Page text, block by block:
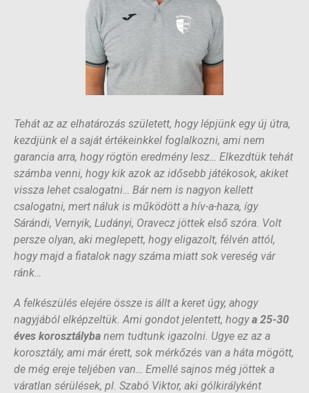
Tehát az az elhatározás született, hogy lépjünk egy új útra,
kezdjünk el a saját értékeinkkel foglalkozni, ami nem
garancia arra, hogy rögtön eredmény lesz… Elkezdtük tehát
számba venni, hogy kik azok az idősebb játékosok, akiket
vissza lehet csalogatni… Bár nem is nagyon kellett
csalogatni, mert náluk is működött a hív-a-haza, így
Sárándi, Vernyik, Ludányi, Oravecz jöttek első szóra. Volt
persze olyan, aki meglepett, hogy eligazolt, félvén attól,
hogy majd a fiatalok nagy száma miatt sok vereség vár
ránk…
A felkészülés elejére össze is állt a keret úgy, ahogy
nagyjából elképzeltük. Ami gondot jelentett, hogya 25-30
éves korosztályba nem tudtunk igazolni. Ugye ez az a
korosztály, ami már érett, sok mérkőzés van a háta mögött,
de még ereje teljében van… Emellé sajnos még jöttek a
váratlan sérülések, pl. Szabó Viktor, aki gólkirályként